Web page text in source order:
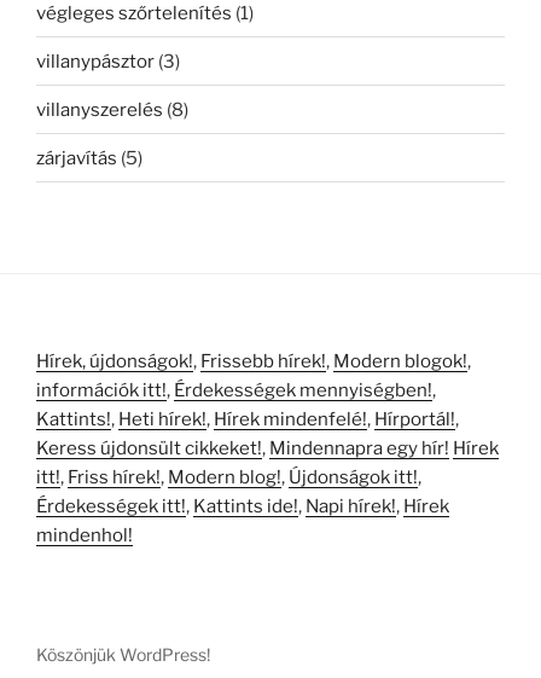
végleges szőrtelenítés (1)
villanypásztor (3)
villanyszerelés (8)
zárjavítás (5)
Hírek, újdonságok!, Frissebb hírek!, Modern blogok!,
információk itt!, Érdekességek mennyiségben!,
Kattints!, Heti hírek!, Hírek mindenfelé!, Hírportál!,
Keress újdonsült cikkeket!, Mindennapra egy hír! Hírek
itt!, Friss hírek!, Modern blog!, Újdonságok itt!,
Érdekességek itt!, Kattints ide!, Napi hírek!, Hírek
mindenhol!
Köszönjük WordPress!